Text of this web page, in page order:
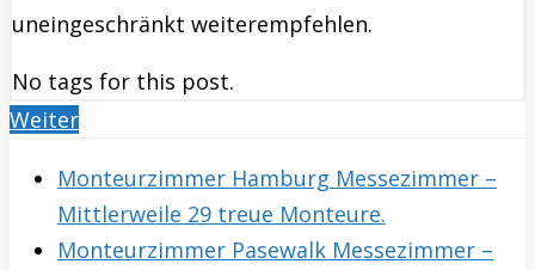
uneingeschränkt weiterempfehlen.
No tags for this post.
Weiter
Monteurzimmer Hamburg Messezimmer –
Mittlerweile 29 treue Monteure.
Monteurzimmer Pasewalk Messezimmer –